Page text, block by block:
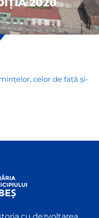
2020
celor de față și-